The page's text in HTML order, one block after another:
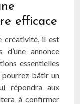
efficace
créativité, il est
annonce
essentielles
pourrez bâtir un
répondra aux
à confirmer